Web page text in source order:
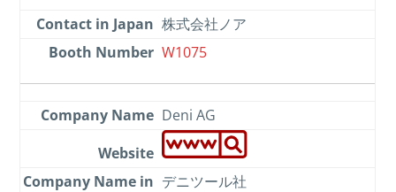
株式会社ノア
W1075
Deni AG
デニツール社